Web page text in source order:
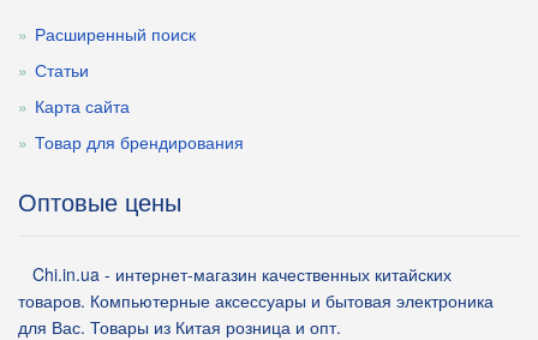
Расширенный поиск
Статьи
Карта сайта
Товар для брендирования
Оптовые цены
Chi.in.ua - интернет-магазин качественных китайских
товаров. Компьютерные аксессуары и бытовая электроника
для Вас. Товары из Китая розница и опт.